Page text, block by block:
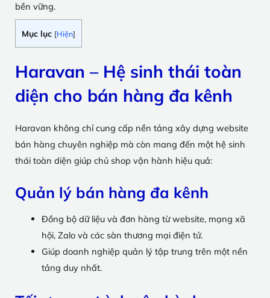
bền vững.
Mục lục [Hiện]
Haravan – Hệ sinh thái toàn
diện cho bán hàng đa kênh
Haravan không chỉ cung cấp nền tảng xây dựng website
bán hàng chuyên nghiệp mà còn mang đến một hệ sinh
thái toàn diện giúp chủ shop vận hành hiệu quả:
Quản lý bán hàng đa kênh
Đồng bộ dữ liệu và đơn hàng từ website, mạng xã
hội, Zalo và các sàn thương mại điện tử.
Giúp doanh nghiệp quản lý tập trung trên một nền
tảng duy nhất.